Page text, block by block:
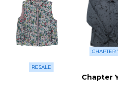
RESALE
CHAPTER
Chapter